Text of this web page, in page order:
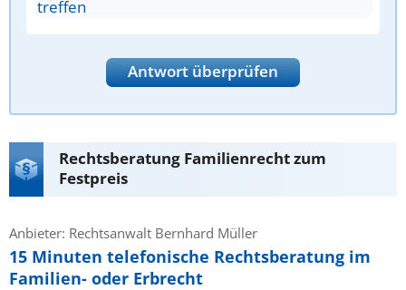
treffen
Antwort überprüfen
Rechtsberatung Familienrecht zum
Festpreis
Anbieter: Rechtsanwalt Bernhard Müller
15 Minuten telefonische Rechtsberatung im
Familien- oder Erbrecht